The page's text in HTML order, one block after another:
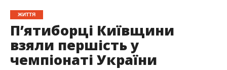
ЖИТТЯ
П’ятиборці Київщини
взяли першість у
чемпіонаті України